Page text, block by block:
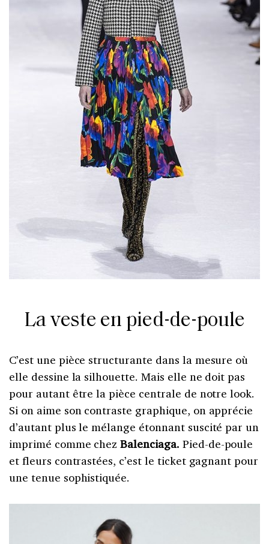
La veste en pied-de-poule
C’est une pièce structurante dans la mesure où
elle dessine la silhouette. Mais elle ne doit pas
pour autant être la pièce centrale de notre look.
Si on aime son contraste graphique, on apprécie
d’autant plus le mélange étonnant suscité par un
imprimé comme chezBalenciaga. Pied-de-poule
et fleurs contrastées, c’est le ticket gagnant pour
une tenue sophistiquée.